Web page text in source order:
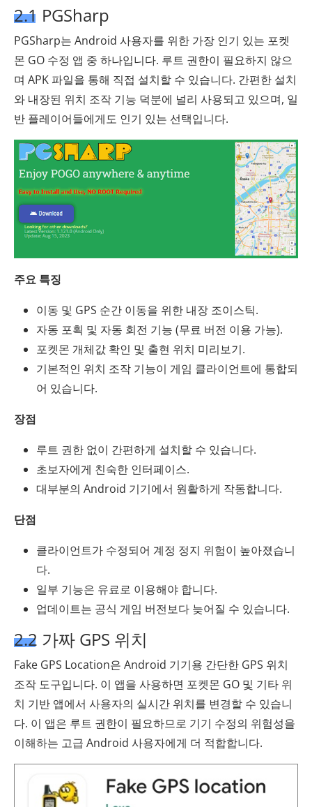
2.1 PGSharp
PGSharp는 Android 사용자를 위한 가장 인기 있는 포켓
몬 GO 수정 앱 중 하나입니다. 루트 권한이 필요하지 않으
며 APK 파일을 통해 직접 설치할 수 있습니다. 간편한 설치
와 내장된 위치 조작 기능 덕분에 널리 사용되고 있으며, 일
반 플레이어들에게도 인기 있는 선택입니다.
주요 특징
이동 및 GPS 순간 이동을 위한 내장 조이스틱.
자동 포획 및 자동 회전 기능 (무료 버전 이용 가능).
포켓몬 개체값 확인 및 출현 위치 미리보기.
기본적인 위치 조작 기능이 게임 클라이언트에 통합되
어 있습니다.
장점
루트 권한 없이 간편하게 설치할 수 있습니다.
초보자에게 친숙한 인터페이스.
대부분의 Android 기기에서 원활하게 작동합니다.
단점
클라이언트가 수정되어 계정 정지 위험이 높아졌습니
다.
일부 기능은 유료로 이용해야 합니다.
업데이트는 공식 게임 버전보다 늦어질 수 있습니다.
2.2 가짜 GPS 위치
Fake GPS Location은 Android 기기용 간단한 GPS 위치
조작 도구입니다. 이 앱을 사용하면 포켓몬 GO 및 기타 위
치 기반 앱에서 사용자의 실시간 위치를 변경할 수 있습니
다. 이 앱은 루트 권한이 필요하므로 기기 수정의 위험성을
이해하는 고급 Android 사용자에게 더 적합합니다.